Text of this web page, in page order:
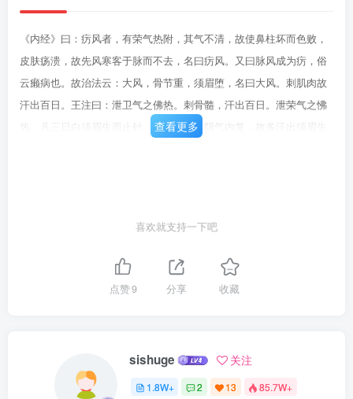
《内经》曰：疠风者，有荣气热附，其气不清，故使鼻柱坏而色败，
皮肤疡溃，故先风寒客于脉而不去，名曰疠风。又曰脉风成为疠，俗
云癞病也。故治法云：大风，骨节重，须眉堕，名曰大风。刺肌肉故
汗出百日。王注曰：泄卫气之佛热。刺骨髓，汗出百日。泄荣气之怫
热。凡三日白须眉生而止针。佛热屏退，阴气内复，故多汗出须眉生
谓血随气化，即气不施化则血聚矣：血既聚，使肉腐烂而生虫也。谓
厥阴主生五虫，厥阴为风木，故木生五虫。盖三焦相火热甚而制金，
金衰故木来克侮，经曰：侮胜也。宜泻火热利气之剂，虫自不生也。
气不清，鼻柱坏而色败，皮肤疡溃，风寒客于脉而不去，故名疠风，
又曰脉风，俗曰癞。治法：刺肌肉百日，汗出百日，凡二百日须眉生
查看更多
喜欢就支持一下吧
点赞9 分享 收藏
sishuge 关注
1.8W+ 2 13 85.7W+